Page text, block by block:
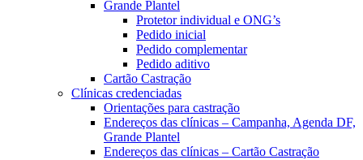
Grande Plantel
Protetor individual e ONG’s
Pedido inicial
Pedido complementar
Pedido aditivo
Cartão Castração
Clínicas credenciadas
Orientações para castração
Endereços das clínicas – Campanha, Agenda DF,
Grande Plantel
Endereços das clínicas – Cartão Castração